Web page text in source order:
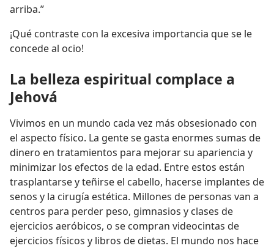
arriba.”
¡Qué contraste con la excesiva importancia que se le
concede al ocio!
La belleza espiritual complace a
Jehová
Vivimos en un mundo cada vez más obsesionado con
el aspecto físico. La gente se gasta enormes sumas de
dinero en tratamientos para mejorar su apariencia y
minimizar los efectos de la edad. Entre estos están
trasplantarse y teñirse el cabello, hacerse implantes de
senos y la cirugía estética. Millones de personas van a
centros para perder peso, gimnasios y clases de
ejercicios aeróbicos, o se compran videocintas de
ejercicios físicos y libros de dietas. El mundo nos hace